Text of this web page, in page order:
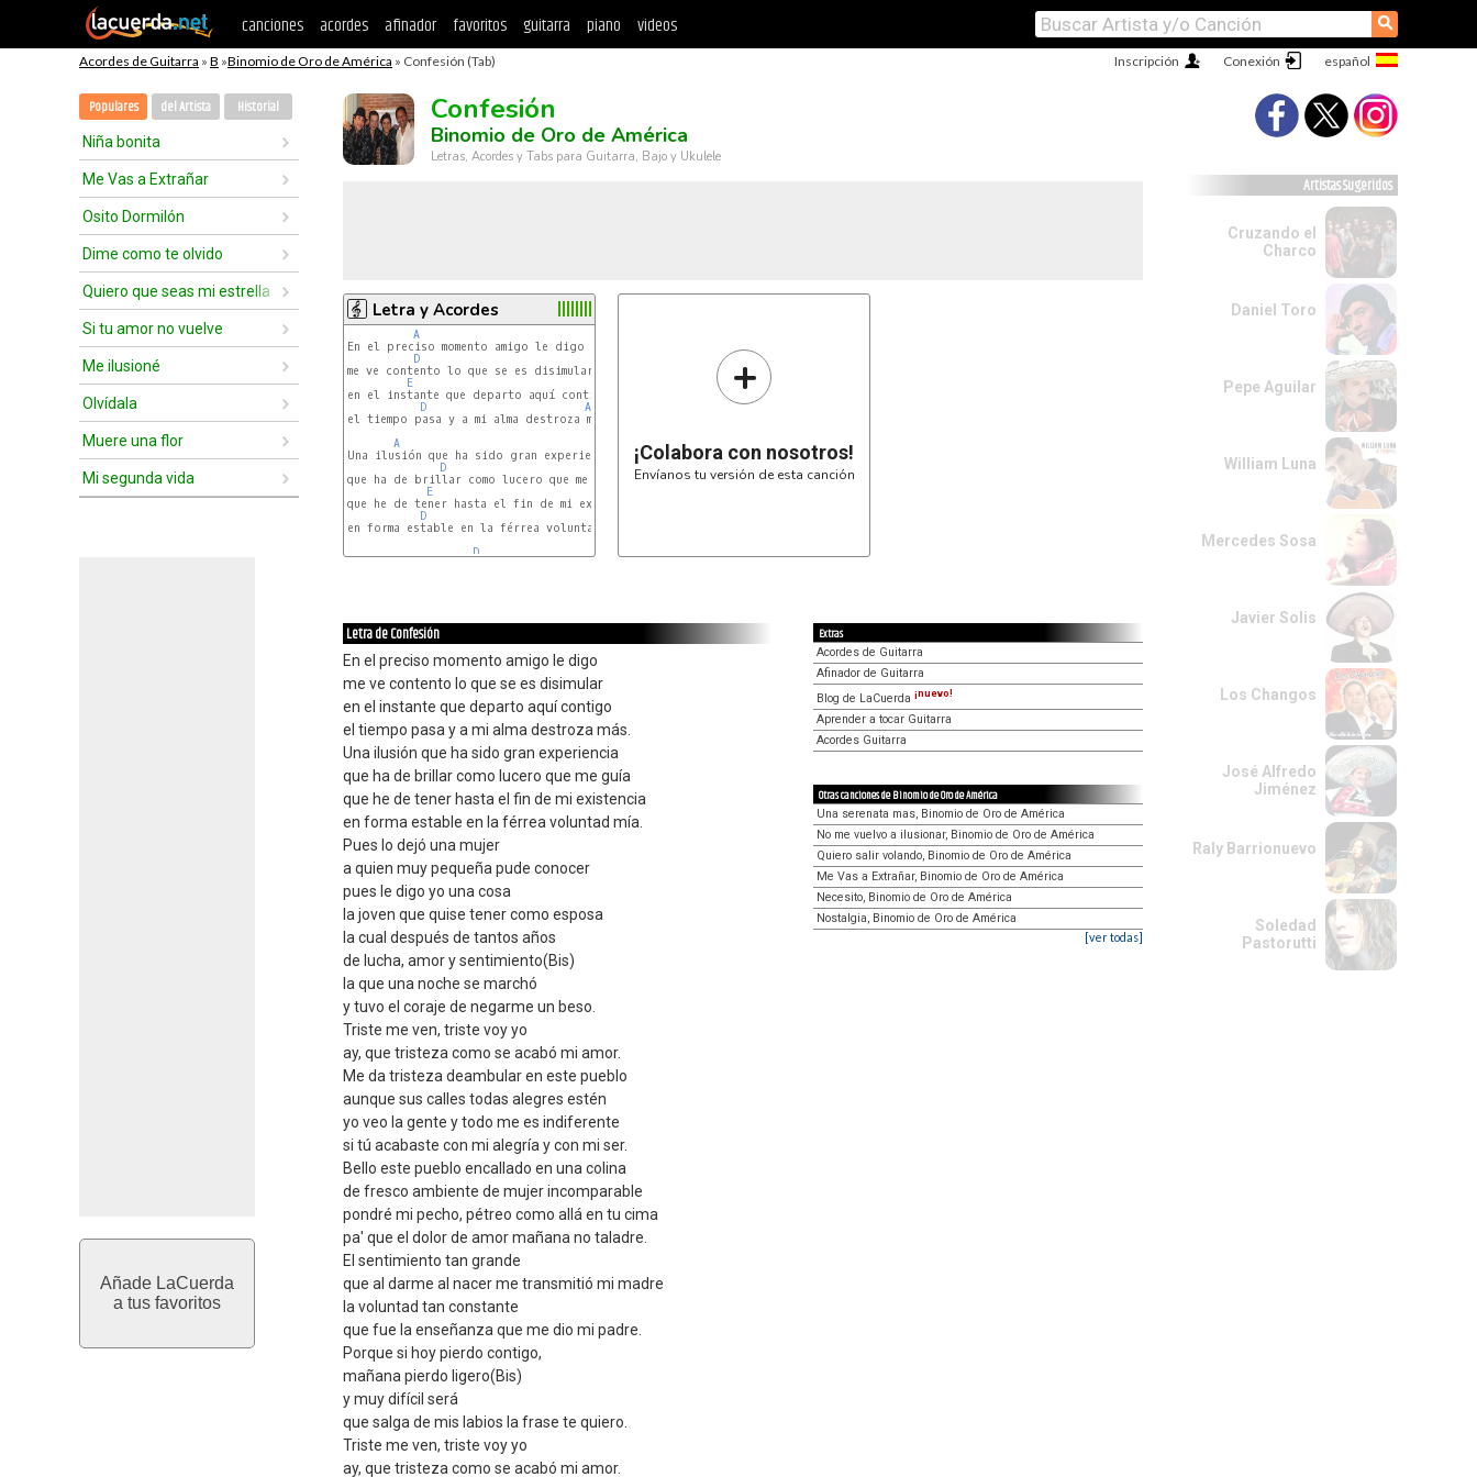
canciones acordes afinador favoritos guitarra piano videos ⚲
Acordes de Guitarra » B »Binomio de Oro de América » Confesión (Tab) Conexión
Inscripción
Populares del Artista Historial
Niña bonita
Me Vas a Extrañar
Osito Dormilón
Dime como te olvido
Quiero que seas mi estrella
Si tu amor no vuelve
Me ilusioné
Olvídala
Muere una flor
Mi segunda vida
Añade LaCuerda
a tus favoritos
Confesión
Binomio de Oro de América
Letras, Acordes y Tabs para Guitarra, Bajo y Ukulele
Letra y Acordes
A
En el preciso momento amigo le digo
D
me ve contento lo que se es disimular
E
en el instante que departo aquí contigo
D
A
el tiempo pasa y a mi alma destroza más.
A
Una ilusión que ha sido gran experiencia
D
que ha de brillar como lucero que me guía
E
que he de tener hasta el fin de mi existencia
D
en forma estable en la férrea voluntad mía.
D
+
¡Colabora con nosotros!
Envíanos tu versión de esta canción
Letra de Confesión
En el preciso momento amigo le digo
me ve contento lo que se es disimular
en el instante que departo aquí contigo
el tiempo pasa y a mi alma destroza más.
Una ilusión que ha sido gran experiencia
que ha de brillar como lucero que me guía
que he de tener hasta el fin de mi existencia
en forma estable en la férrea voluntad mía.
Pues lo dejó una mujer
a quien muy pequeña pude conocer
pues le digo yo una cosa
la joven que quise tener como esposa
la cual después de tantos años
de lucha, amor y sentimiento(Bis)
la que una noche se marchó
y tuvo el coraje de negarme un beso.
Triste me ven, triste voy yo
ay, que tristeza como se acabó mi amor.
Me da tristeza deambular en este pueblo
aunque sus calles todas alegres estén
yo veo la gente y todo me es indiferente
si tú acabaste con mi alegría y con mi ser.
Bello este pueblo encallado en una colina
de fresco ambiente de mujer incomparable
pondré mi pecho, pétreo como allá en tu cima
pa' que el dolor de amor mañana no taladre.
El sentimiento tan grande
que al darme al nacer me transmitió mi madre
la voluntad tan constante
que fue la enseñanza que me dio mi padre.
Porque si hoy pierdo contigo,
mañana pierdo ligero(Bis)
y muy difícil será
que salga de mis labios la frase te quiero.
Triste me ven, triste voy yo
ay, que tristeza como se acabó mi amor.
Extras
Acordes de Guitarra
Afinador de Guitarra
Blog de LaCuerda ¡nuevo!
Aprender a tocar Guitarra
Acordes Guitarra
Otras canciones de Binomio de Oro de América
Una serenata mas, Binomio de Oro de América
No me vuelvo a ilusionar, Binomio de Oro de América
Quiero salir volando, Binomio de Oro de América
Me Vas a Extrañar, Binomio de Oro de América
Necesito, Binomio de Oro de América
Nostalgia, Binomio de Oro de América
[ver todas]
Artistas Sugeridos
Cruzando el
Charco
Daniel Toro
Pepe Aguilar
William Luna
Mercedes Sosa
Javier Solis
Los Changos
José Alfredo
Jiménez
Raly Barrionuevo
Soledad
Pastorutti